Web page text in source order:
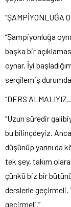
“ŞAMPİYONLUĞA
“Şampiyonluğa
başka bir
oynar. İyi
sergilemiş
“DERS
“Uzun süredir
bu bilinçdeyiz.
düşünüp yarını da
tek şey, takım
çünkü biz bir
derslerle geçirmeli.
geçirmeli.”